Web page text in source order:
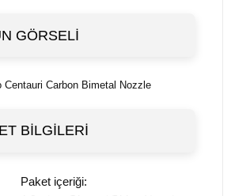
GÖRSELI
BILGILERI
Paket içeriği: